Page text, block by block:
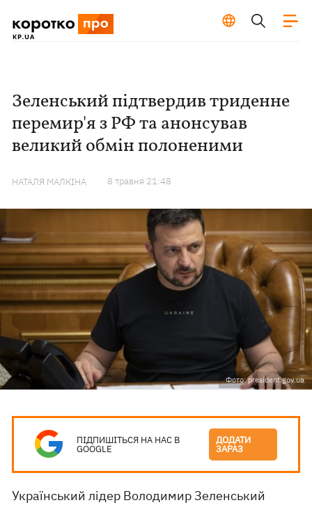
Зеленський підтвердив триденне
перемир'я з РФ та анонсував
великий обмін полоненими
НАТАЛЯ МАЛКІНА 8 травня 21:48
Фото: president.gov.ua
ПІДПИШІТЬСЯ НА НАС В
GOOGLE
ДОДАТИ
ЗАРАЗ
Український лідер Володимир Зеленський